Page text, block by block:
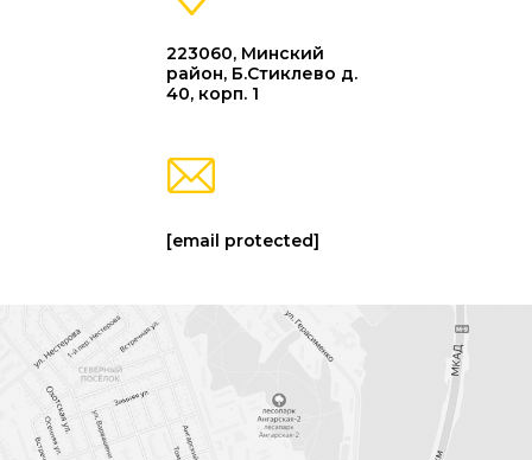
223060, Минский
район, Б.Стиклево д.
40, корп. 1
[email protected]